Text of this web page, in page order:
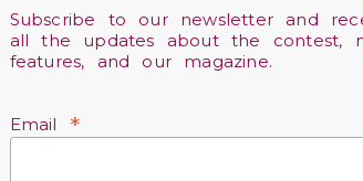
Subscribe to our newsletter and
all the updates about the contest,
features, and our magazine.
Email *